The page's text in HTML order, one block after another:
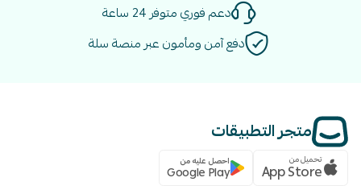
دعم فوري متوفر 24 ساعة
دفع آمن ومأمون عبر منصة سلة
متجر التطبيقات
تحميل من
App Store احصل عليه من
Google Play